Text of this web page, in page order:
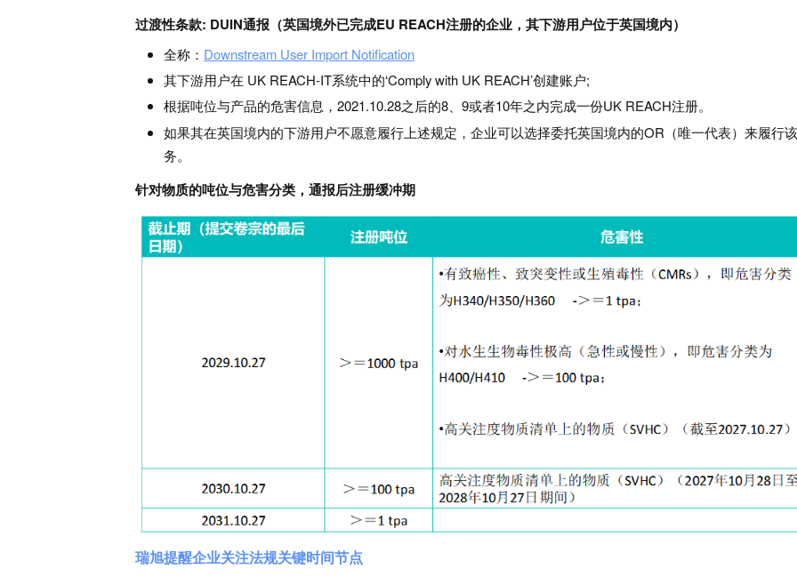
过渡性条款: DUIN通报（英国境外已完成EU REACH注册的企业，其下游用户位于英国境内）
全称： Downstream User Import Notification
其下游用户在 UK REACH-IT系统中的‘Comply with UK REACH’创建账户;
根据吨位与产品的危害信息，2021.10.28之后的8、9或者10年之内完成一份UK REACH注册。
如果其在英国境内的下游用户不愿意履行上述规定，企业可以选择委托英国境内的OR（唯一代表）来履行
务。
针对物质的吨位与危害分类，通报后注册缓冲期
瑞旭提醒企业关注法规关键时间节点